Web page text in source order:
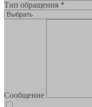
Тип обращения *
Сообщение